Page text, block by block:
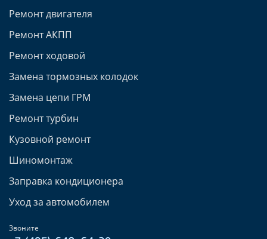
Ремонт двигателя
Ремонт АКПП
Ремонт ходовой
Замена тормозных колодок
Замена цепи ГРМ
Ремонт турбин
Кузовной ремонт
Шиномонтаж
Заправка кондиционера
Уход за автомобилем
Звоните